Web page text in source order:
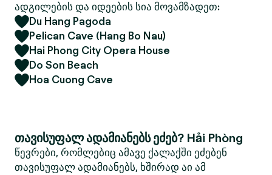
ადგილების და იდეების სია მოვამზადეთ:
Du Hang Pagoda
Pelican Cave (Hang Bo Nau)
Hai Phong City Opera House
Do Son Beach
Hoa Cuong Cave
თავისუფალ ადამიანებს ეძებ? Hải Phòng
წევრები, რომლებიც ამავე ქალაქში ეძებენ
თავისუფალ ადამიანებს, ხშირად აი ამ